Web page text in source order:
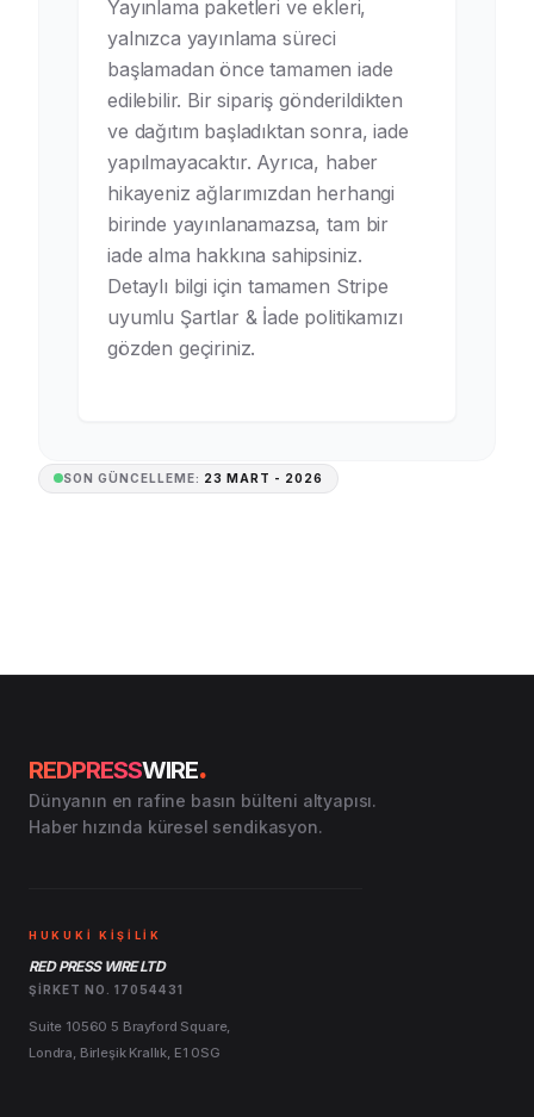
Yayınlama paketleri ve ekleri,
yalnızca yayınlama süreci
başlamadan önce tamamen iade
edilebilir. Bir sipariş gönderildikten
ve dağıtım başladıktan sonra, iade
yapılmayacaktır. Ayrıca, haber
hikayeniz ağlarımızdan herhangi
birinde yayınlanamazsa, tam bir
iade alma hakkına sahipsiniz.
Detaylı bilgi için tamamen Stripe
uyumlu Şartlar & İade politikamızı
gözden geçiriniz.
SON GÜNCELLEME: 23 MART - 2026
REDPRESSWIRE.
Dünyanın en rafine basın bülteni altyapısı.
Haber hızında küresel sendikasyon.
HUKUKİ KİŞİLİK
RED PRESS WIRE LTD
ŞIRKET NO. 17054431
Suite 10560 5 Brayford Square,
Londra, Birleşik Krallık, E1 0SG